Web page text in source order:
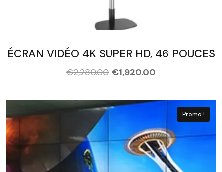
ÉCRAN VIDÉO 4K SUPER HD, 46 POUCES
€2,280.00 €1,920.00
Promo !